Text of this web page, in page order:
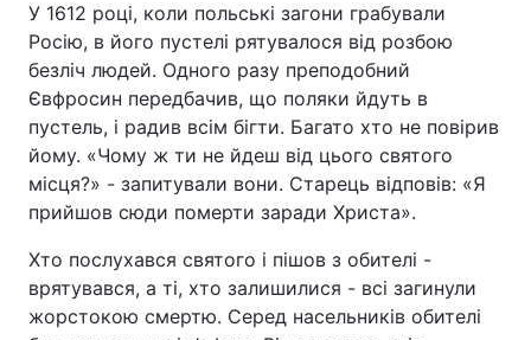
У 1612 році, коли польські загони грабували
Росію, в його пустелі рятувалося від розбою
безліч людей. Одного разу преподобний
Євфросин передбачив, що поляки йдуть в
пустель, і радив всім бігти. Багато хто не повірив
йому. «Чому ж ти не йдеш від цього святого
місця?» - запитували вони. Старець відповів: «Я
прийшов сюди померти заради Христа».
Хто послухався святого і пішов з обителі -
врятувався, а ті, хто залишилися - всі загинули
жорстокою смертю. Серед насельників обителі